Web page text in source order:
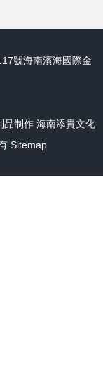
號海南濱海國際金
品制作 海南添貴文化
Sitemap